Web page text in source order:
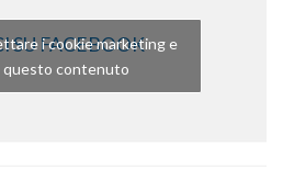
SU FACEBOOK
i cookie marketing e
questo contenuto